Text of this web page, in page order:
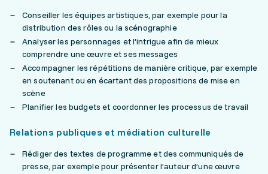
Conseiller les équipes artistiques, par exemple pour la
distribution des rôles ou la scénographie
Analyser les personnages et l’intrigue afin de mieux
comprendre une œuvre et ses messages
Accompagner les répétitions de manière critique, par exemple
en soutenant ou en écartant des propositions de mise en
scène
Planifier les budgets et coordonner les processus de travail
Relations publiques et médiation culturelle
Rédiger des textes de programme et des communiqués de
presse, par exemple pour présenter l’auteur d’une œuvre